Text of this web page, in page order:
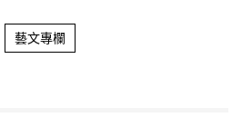
藝文專欄